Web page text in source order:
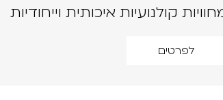
קולנועיות איכותית וייחודיות
לפרטים